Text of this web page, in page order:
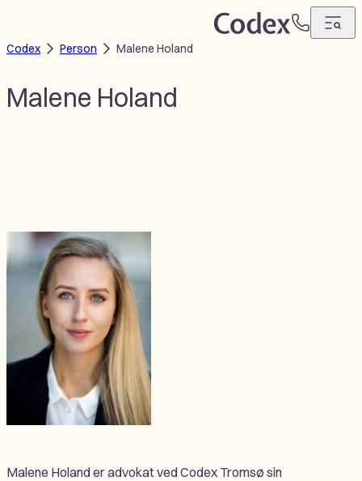
innhold
T
Codex Person Malene Holand
Malene Holand
Malene Holand er advokat ved Codex Tromsø sin